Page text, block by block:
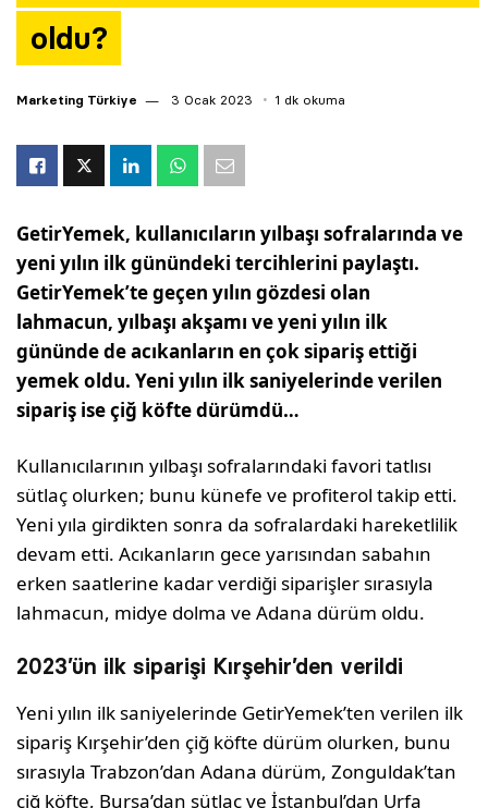
oldu?
Marketing Türkiye 3 Ocak 2023 1 dk okuma
GetirYemek, kullanıcıların yılbaşı sofralarında ve
yeni yılın ilk günündeki tercihlerini paylaştı.
GetirYemek’te geçen yılın gözdesi olan
lahmacun, yılbaşı akşamı ve yeni yılın ilk
gününde de acıkanların en çok sipariş ettiği
yemek oldu. Yeni yılın ilk saniyelerinde verilen
sipariş ise çiğ köfte dürümdü…
Kullanıcılarının yılbaşı sofralarındaki favori tatlısı
sütlaç olurken; bunu künefe ve profiterol takip etti.
Yeni yıla girdikten sonra da sofralardaki hareketlilik
devam etti. Acıkanların gece yarısından sabahın
erken saatlerine kadar verdiği siparişler sırasıyla
lahmacun, midye dolma ve Adana dürüm oldu.
2023’ün ilk siparişi Kırşehir’den verildi
Yeni yılın ilk saniyelerinde GetirYemek’ten verilen ilk
sipariş Kırşehir’den çiğ köfte dürüm olurken, bunu
sırasıyla Trabzon’dan Adana dürüm, Zonguldak’tan
çiğ köfte, Bursa’dan sütlaç ve İstanbul’dan Urfa